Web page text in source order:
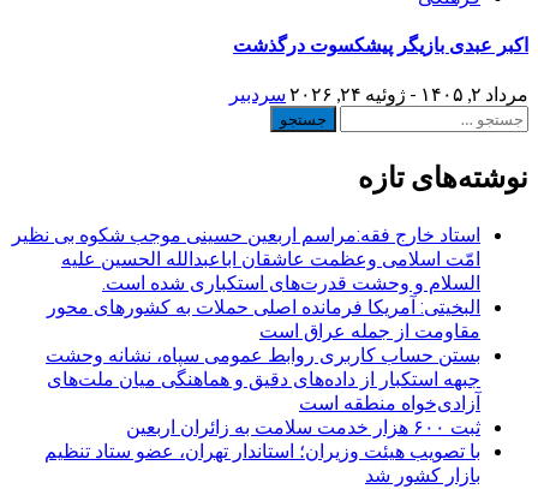
اکبر عبدی بازیگر پیشکسوت درگذشت
مرداد ۲, ۱۴۰۵ - ژوئیه ۲۴, ۲۰۲۶
سردبیر
جستجو
نوشته‌های تازه
استاد خارج فقه:مراسم اربعین حسینی موجب شکوه بی نظیر
امّت اسلامی وعظمت عاشقان اباعبدالله الحسین علیه
السلام و وحشت قدرت‌های استکباری شده است.
البخیتی: آمریکا فرمانده اصلی حملات به کشورهای محور
مقاومت از جمله عراق است
بستن حساب کاربری روابط عمومی سپاه، نشانه‌ وحشت
جبهه استکبار از داده‌های دقیق و هماهنگی میان ملت‌های
آزادی‌خواه منطقه است
ثبت ۶۰۰ هزار خدمت سلامت به زائران اربعین
با تصویب هیئت وزیران؛ استاندار تهران، عضو ستاد تنظیم
بازار کشور شد